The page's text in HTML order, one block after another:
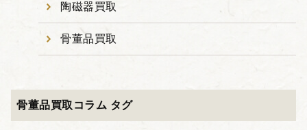
陶磁器買取
骨董品買取
骨董品買取コラム タグ